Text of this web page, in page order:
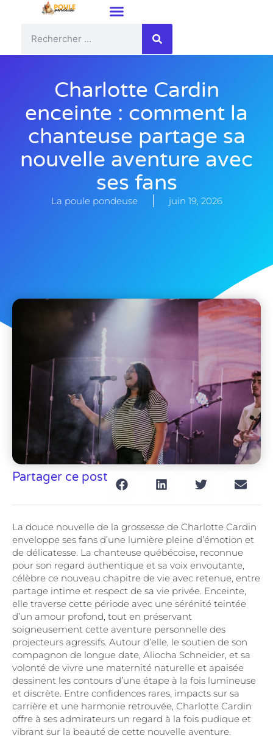
Charlotte Cardin
enceinte : comment la
chanteuse partage sa
nouvelle aventure avec
ses fans
La poule pondeuse juin 19, 2026
Partager ce post
La douce nouvelle de la grossesse de Charlotte Cardin
enveloppe ses fans d’une lumière pleine d’émotion et
de délicatesse. La chanteuse québécoise, reconnue
pour son regard authentique et sa voix envoutante,
célèbre ce nouveau chapitre de vie avec retenue, entre
partage intime et respect de sa vie privée. Enceinte,
elle traverse cette période avec une sérénité teintée
d’un amour profond, tout en préservant
soigneusement cette aventure personnelle des
projecteurs agressifs. Autour d’elle, le soutien de son
compagnon de longue date, Aliocha Schneider, et sa
volonté de vivre une maternité naturelle et apaisée
dessinent les contours d’une étape à la fois lumineuse
et discrète. Entre confidences rares, impacts sur sa
carrière et une harmonie retrouvée, Charlotte Cardin
offre à ses admirateurs un regard à la fois pudique et
vibrant sur la beauté de cette nouvelle aventure.